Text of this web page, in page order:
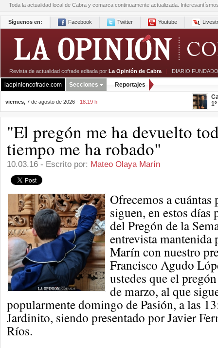
Toda la actualidad local de Cabra y comarca continuamente actualizada.
Síguenos en: Facebook Twitter Youtube
Revista de actualidad cofrade editada por La Opinión de Cabra | DIARIO
laopinioncofrade.com Secciones Reportajes
viernes, 7 de agosto de 2026 - 18:19 h
"El pregón me ha devuelto
tiempo me ha robado"
10.03.16 - Escrito por: Mateo Olaya Marín
Ofrecemos a cuántas
siguen, en estos
del Pregón de la
entrevista mantenida
Marín con nuestro
Francisco Agudo
ustedes que el
de marzo, al que
popularmente domingo de Pasión, a las
Jardinito, siendo presentado por Javier
Ríos.